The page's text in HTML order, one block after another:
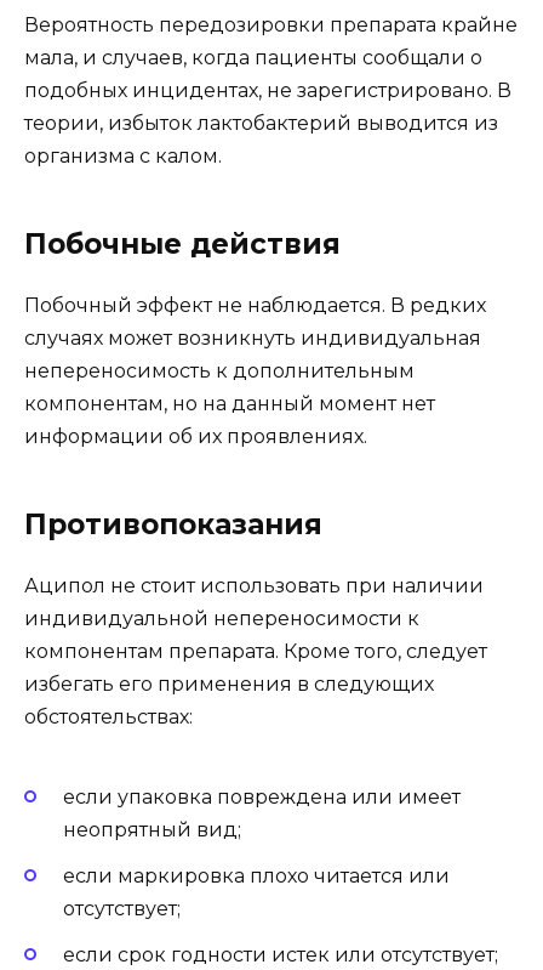
Вероятность передозировки препарата крайне
мала, и случаев, когда пациенты сообщали о
подобных инцидентах, не зарегистрировано. В
теории, избыток лактобактерий выводится из
организма с калом.
Побочные действия
Побочный эффект не наблюдается. В редких
случаях может возникнуть индивидуальная
непереносимость к дополнительным
компонентам, но на данный момент нет
информации об их проявлениях.
Противопоказания
Аципол не стоит использовать при наличии
индивидуальной непереносимости к
компонентам препарата. Кроме того, следует
избегать его применения в следующих
обстоятельствах:
если упаковка повреждена или имеет
неопрятный вид;
если маркировка плохо читается или
отсутствует;
если срок годности истек или отсутствует;